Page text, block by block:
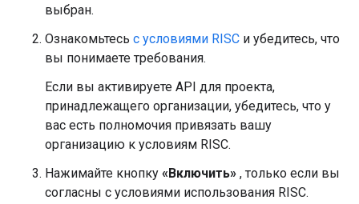
выбран.
Ознакомьтесь с условиями RISC и убедитесь, что
вы понимаете требования.
Если вы активируете API для проекта,
принадлежащего организации, убедитесь, что у
вас есть полномочия привязать вашу
организацию к условиям RISC.
Нажимайте кнопку «Включить» , только если вы
согласны с условиями использования RISC.